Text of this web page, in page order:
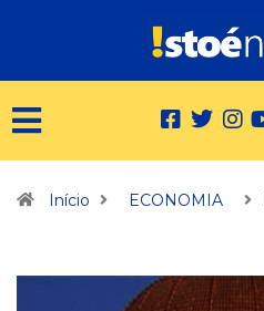
Início ECONOMIA